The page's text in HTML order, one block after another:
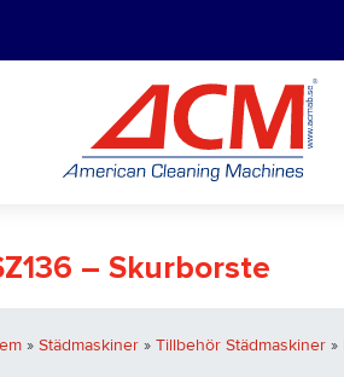
– Skurborste
»Städmaskiner »Tillbehör Städmaskiner »